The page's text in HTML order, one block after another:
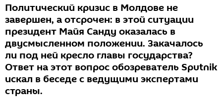
Политический кризис в Молдове не
завершен, а отсрочен: в этой ситуации
президент Майя Санду оказалась в
двусмысленном положении. Закачалось
ли под ней кресло главы государства?
Ответ на этот вопрос обозреватель Sputnik
искал в беседе с ведущими экспертами
страны.